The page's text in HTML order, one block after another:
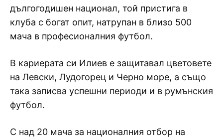
дългогодишен национал, той пристига в
клуба с богат опит, натрупан в близо 500
мача в професионалния футбол.
В кариерата си Илиев е защитавал цветовете
на Левски, Лудогорец и Черно море, а също
така записва успешни периоди и в румънския
футбол.
С над 20 мача за националния отбор на